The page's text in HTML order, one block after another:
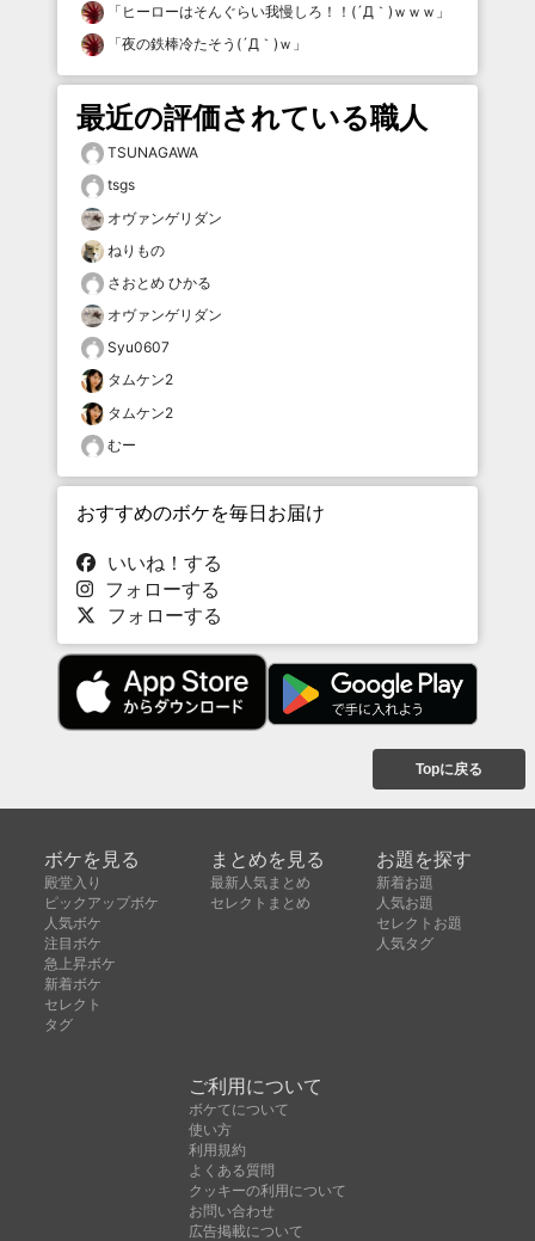
「 ヒーローはそんぐらい我慢しろ！！(´Д｀)ｗｗｗ 」
「夜の鉄棒冷たそう(´Д｀)ｗ 」
最近の評価されている職人
TSUNAGAWA
tsgs
オヴァンゲリダン
ねりもの
さおとめ ひかる
オヴァンゲリダン
Syu0607
タムケン2
タムケン2
むー
おすすめのボケを毎日お届け
いいね！する
フォローする
フォローする
Topに戻る
ボケを見る
殿堂入り
ピックアップボケ
人気ボケ
注目ボケ
急上昇ボケ
新着ボケ
セレクト
タグ
まとめを見る
最新人気まとめ
セレクトまとめ
お題を探す
新着お題
人気お題
セレクトお題
人気タグ
ご利用について
ボケてについて
使い方
利用規約
よくある質問
クッキーの利用について
お問い合わせ
広告掲載について